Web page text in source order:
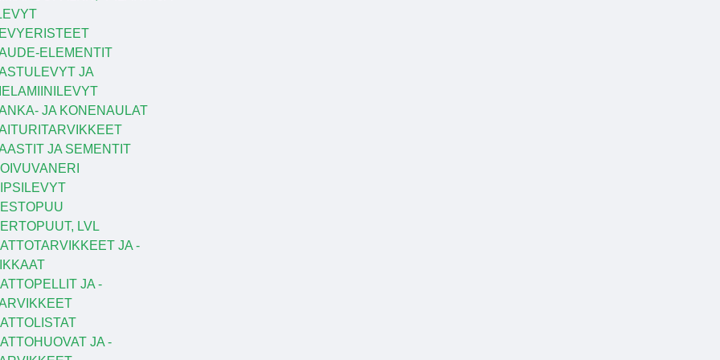
ELEMENTIT
JA
JA KONENAULAT
JA SEMENTIT
LVL
JA -
JA -
JA -